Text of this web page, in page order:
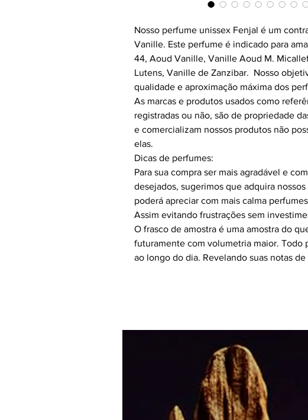
Nosso perfume unissex Fenjal é um
Vanille. Este perfume é indicado para
44, Aoud Vanille, Vanille Aoud M.
Lutens, Vanille de Zanzibar. Nosso
qualidade e aproximação máxima dos
As marcas e produtos usados como
registradas ou não, são de propriedade
e comercializam nossos produtos não
elas.
Dicas de perfumes:
Para sua compra ser mais agradável e
desejados, sugerimos que adquira
poderá apreciar com mais calma
Assim evitando frustrações sem
O frasco de amostra é uma amostra do
futuramente com volumetria maior. Todo
ao longo do dia. Revelando suas notas